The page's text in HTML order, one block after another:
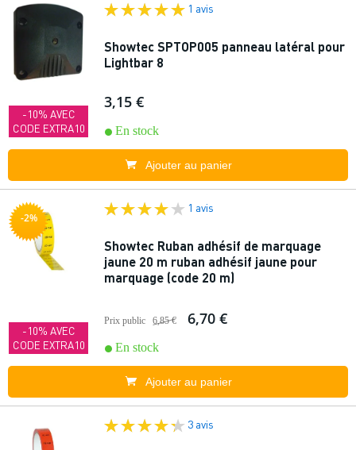
-10% AVEC
CODE EXTRA10
1 avis
Showtec SPTOP005 panneau latéral pour
Lightbar 8
3,15 €
En stock
Ajouter au panier
-2%
-10% AVEC
CODE EXTRA10
1 avis
Showtec Ruban adhésif de marquage
jaune 20 m ruban adhésif jaune pour
marquage (code 20 m)
Prix public 6,85 € 6,70 €
En stock
Ajouter au panier
3 avis